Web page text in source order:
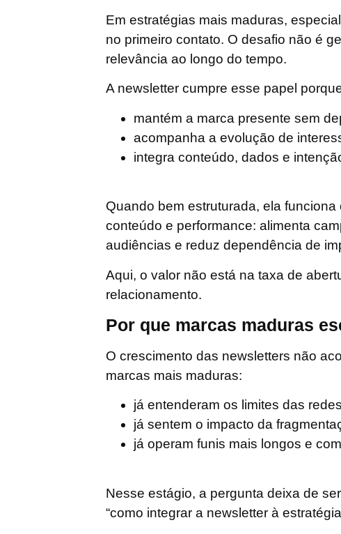
Em estratégias mais maduras,
no primeiro contato. O desafio não é
relevância ao longo do tempo.
A newsletter cumpre esse papel
mantém a marca presente sem
acompanha a evolução de
integra conteúdo, dados e
Quando bem estruturada, ela
conteúdo e performance: alimenta
audiências e reduz dependência de
Aqui, o valor não está na taxa de
relacionamento.
Por que marcas maduras
O crescimento das newsletters não
marcas mais maduras:
já entenderam os limites das
já sentem o impacto da
já operam funis mais longos e
Nesse estágio, a pergunta deixa de
“como integrar a newsletter à